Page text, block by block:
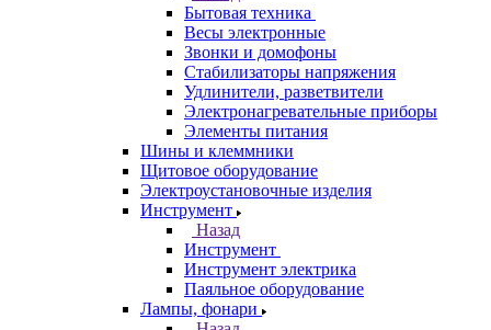
Бытовая техника
Весы электронные
Звонки и домофоны
Стабилизаторы напряжения
Удлинители, разветвители
Электронагревательные приборы
Элементы питания
Шины и клеммники
Щитовое оборудование
Электроустановочные изделия
Инструмент
Назад
Инструмент
Инструмент электрика
Паяльное оборудование
Лампы, фонари